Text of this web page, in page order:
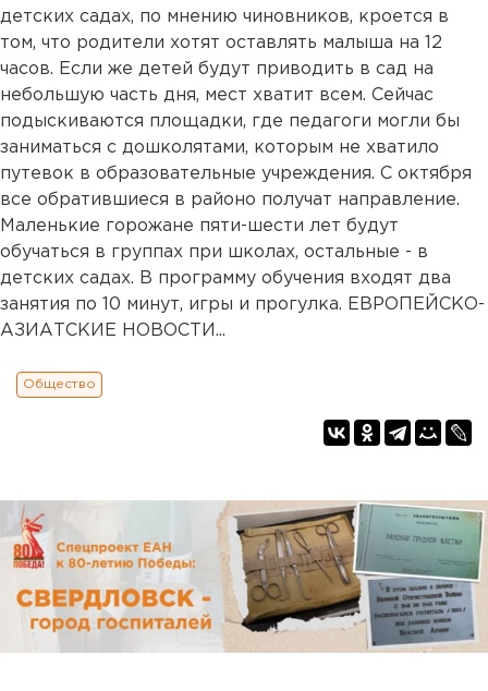
детских садах, по мнению чиновников, кроется в
том, что родители хотят оставлять малыша на 12
часов. Если же детей будут приводить в сад на
небольшую часть дня, мест хватит всем. Сейчас
подыскиваются площадки, где педагоги могли бы
заниматься с дошколятами, которым не хватило
путевок в образовательные учреждения. С октября
все обратившиеся в районо получат направление.
Маленькие горожане пяти-шести лет будут
обучаться в группах при школах, остальные - в
детских садах. В программу обучения входят два
занятия по 10 минут, игры и прогулка. ЕВРОПЕЙСКО-
АЗИАТСКИЕ НОВОСТИ...
Общество